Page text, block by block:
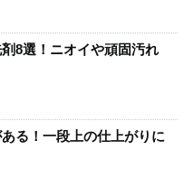
8選！ニオイや頑固汚れ
る！一段上の仕上がりに